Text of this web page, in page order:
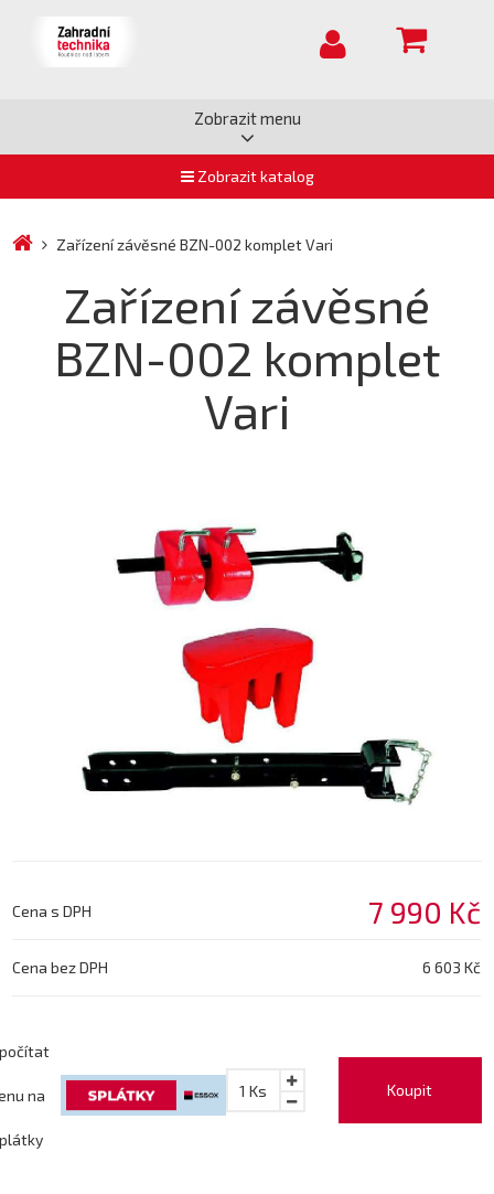
Zobrazit menu
Zobrazit katalog
Zařízení závěsné BZN-002 komplet Vari
Zařízení závěsné
BZN-002 komplet
Vari
Cena s DPH 7 990 Kč
Cena bez DPH 6 603 Kč
Koupit
1 Ks
na